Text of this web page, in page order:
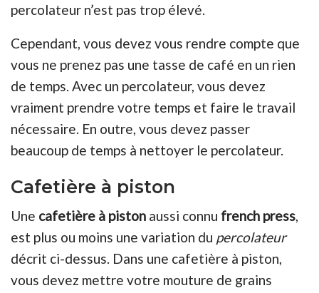
percolateur n’est pas trop élevé.
Cependant, vous devez vous rendre compte que
vous ne prenez pas une tasse de café en un rien
de temps. Avec un percolateur, vous devez
vraiment prendre votre temps et faire le travail
nécessaire. En outre, vous devez passer
beaucoup de temps à nettoyer le percolateur.
Cafetière à piston
Une cafetière à piston aussi connu french press,
est plus ou moins une variation du percolateur
décrit ci-dessus. Dans une cafetière à piston,
vous devez mettre votre mouture de grains